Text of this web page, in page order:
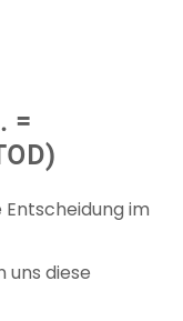
=
im
uns diese